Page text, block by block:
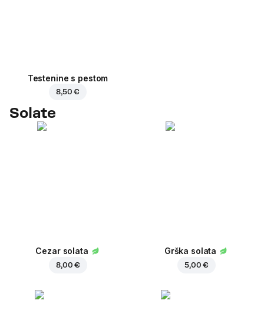
Testenine s pestom
8,50 €
Solate
Cezar solata
8,00 €
Grška solata
5,00 €